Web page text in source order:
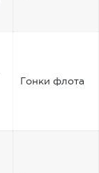
Гонки флота